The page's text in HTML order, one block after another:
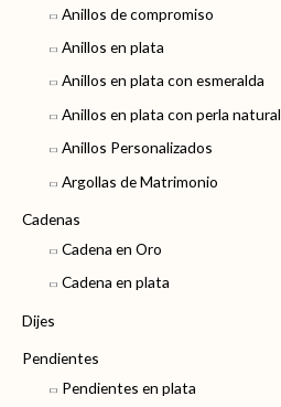
Anillos de compromiso
Anillos en plata
Anillos en plata con esmeralda
Anillos en plata con perla natural
Anillos Personalizados
Argollas de Matrimonio
Cadenas
Cadena en Oro
Cadena en plata
Dijes
Pendientes
Pendientes en plata
n
i
m
o